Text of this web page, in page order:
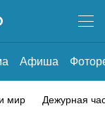
Афиша
мир Дежурная